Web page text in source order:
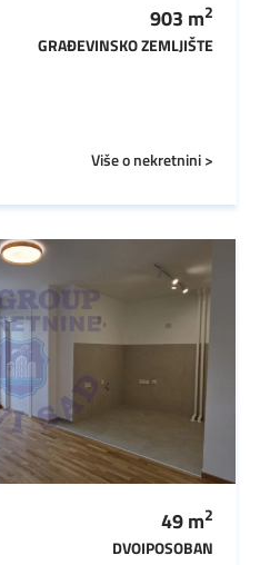
903 m2
GRAĐEVINSKO ZEMLJIŠTE
Više o nekretnini >
49m2
DVOIPOSOBAN